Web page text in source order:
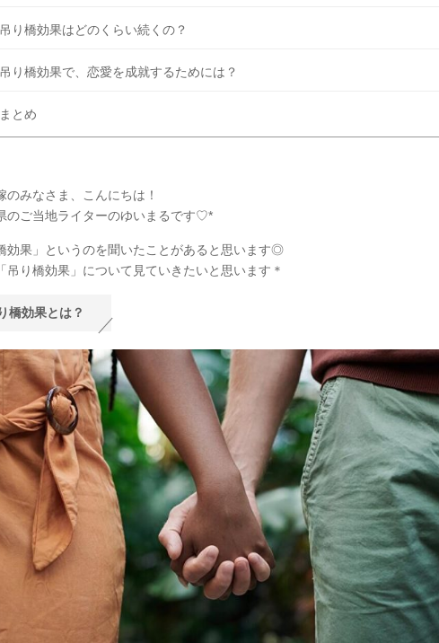
吊り橋効果はどのくらい続くの？
吊り橋効果で、恋愛を成就するためには？
まとめ
のみなさま、こんにちは！
のご当地ライターのゆいまるです♡*
効果」というのを聞いたことがあると思います◎
吊り橋効果」について見ていきたいと思います＊
橋効果とは？